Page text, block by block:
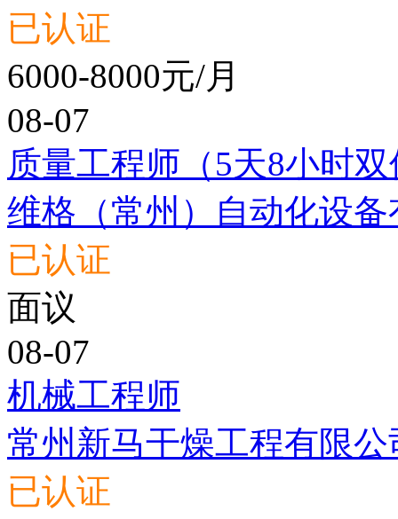
已认证
6000-8000元/月
08-07
质量工程师（5天8小时
维格（常州）自动化设
已认证
面议
08-07
机械工程师
常州新马干燥工程有限公
已认证